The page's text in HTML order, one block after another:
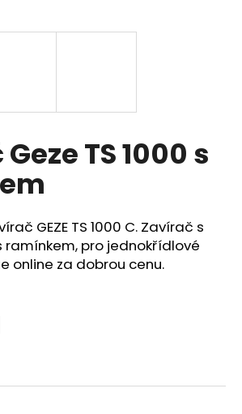
TS 1000 s
GEZE TS 1000 C. Zavírač s
ramínkem, pro jednokřídlové
online za dobrou cenu.
HLEDAT